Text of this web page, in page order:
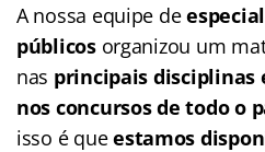
A nossa equipe de
públicosorganizou um
nas principais disciplinas
nos concursos de todo o
isso é queestamos